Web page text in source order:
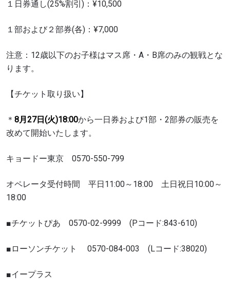
１日券通し(25%割引)：¥10,500
１部および２部券(各)：¥7,000
注意：12歳以下のお子様はマス席・A・B席のみの観戦とな
ります。
【チケット取り扱い】
＊ 8月27日(火)18:00から一日券および1部・2部券の販売を
改めて開始いたします。
キョードー東京 0570-550-799
オペレータ受付時間 平日11:00～18:00 土日祝日10:00～
18:00
■チケットぴあ 0570-02-9999 (Pコード:843-610)
■ローソンチケット 0570-084-003 (Lコード:38020)
■イープラス
大会
ONEチャンピオンシップとどこでも一緒！ 最新ニ
ュース、特別オファー、ライブイベントの最高の
Eメール
名前（ローマ字で記入）
購読
このフォームを送信することにより、お客様は当
使用および開示に同意したことになります。お客